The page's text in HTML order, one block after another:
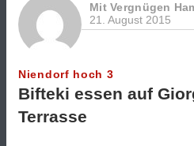
Mit Vergnügen
21. August 2015
Niendorf hoch 3
Bifteki essen auf
Terrasse